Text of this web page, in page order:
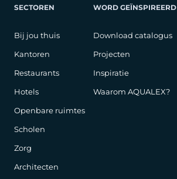
SECTOREN
Bij jou thuis
Kantoren
Restaurants
Hotels
Openbare ruimtes
Scholen
Zorg
Architecten
WORD GEÏNSPIREERD
Download catalogus
Projecten
Inspiratie
Waarom AQUALEX?